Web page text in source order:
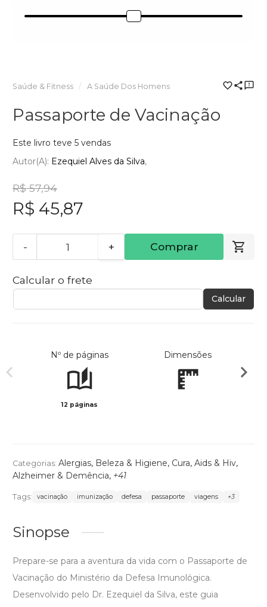
Saúde & Fitness A Saúde Dos Homens
Passaporte de Vacinação
Este livro teve 5 vendas
Autor(a): Ezequiel Alves da Silva
R$ 57,94
R$ 45,87
- + Comprar
Calcular o frete
Calcular
Nº de páginas
12 páginas
Dimensões
Categorias: Alergias, Beleza & Higiene, Cura, Aids & Hiv,
Alzheimer & Demência, +41
Tags: vacinação imunização defesa passaporte viagens +3
Sinopse
Prepare-se para a aventura da vida com o Passaporte de
Vacinação do Ministério da Defesa Imunológica.
Desenvolvido pelo Dr. Ezequiel da Silva, este guia